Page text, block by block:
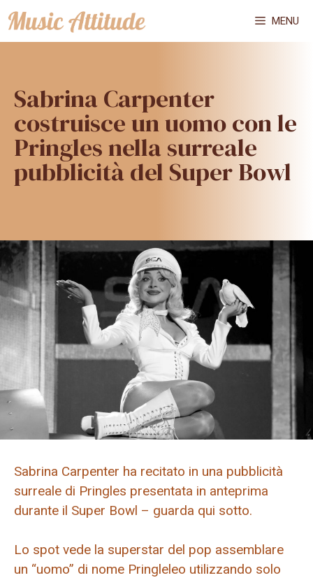
Vai
al
MENU
Sabrina Carpenter
costruisce un uomo con le
Pringles nella surreale
pubblicità del Super Bowl
Sabrina Carpenter ha recitato in una pubblicità
surreale di Pringles presentata in anteprima
durante il Super Bowl – guarda qui sotto.
Lo spot vede la superstar del pop assemblare
un “uomo” di nome Pringleleo utilizzando solo